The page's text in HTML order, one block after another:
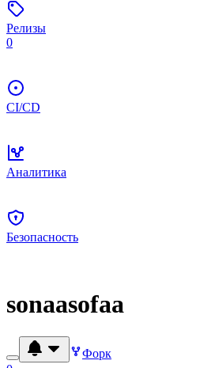
Релизы
0
CI/CD
Аналитика
Безопасность
sonaasofaa
Форк